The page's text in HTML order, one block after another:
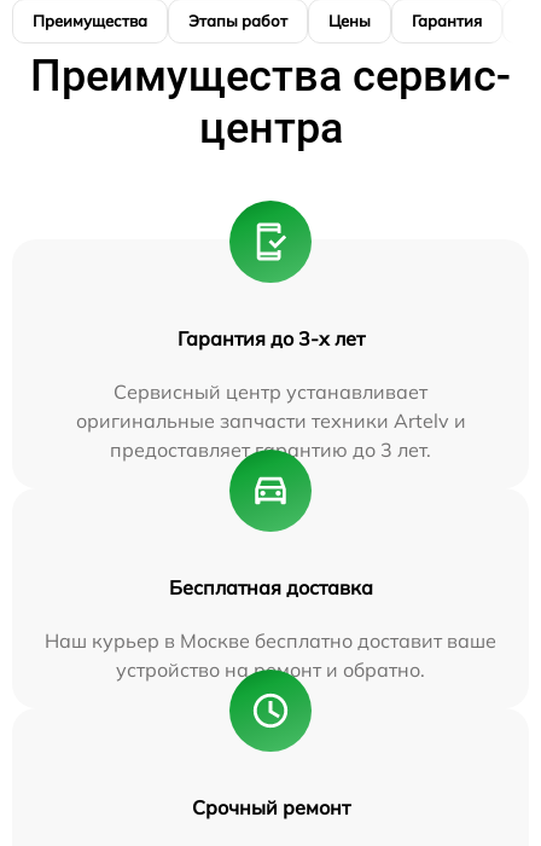
Преимущества Этапы работ Цены Гарантия
Преимущества сервис-
центра
Гарантия до 3-х лет
Сервисный центр устанавливает
оригинальные запчасти техники Artelv и
предоставляет гарантию до 3 лет.
Бесплатная доставка
Наш курьер в Москве бесплатно доставит ваше
устройство на ремонт и обратно.
Срочный ремонт